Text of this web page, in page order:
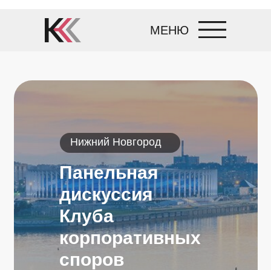
МЕНЮ
Панельная
дискуссия
Клуба
корпоративных
споров
Нижний Новгород